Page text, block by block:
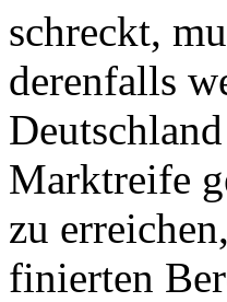
schreckt,
de­ren­falls
Markt­rei­fe
zu
fi­nier­ten